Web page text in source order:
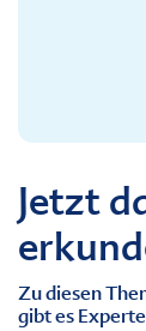
Jetzt
Zu diesen
gibt es